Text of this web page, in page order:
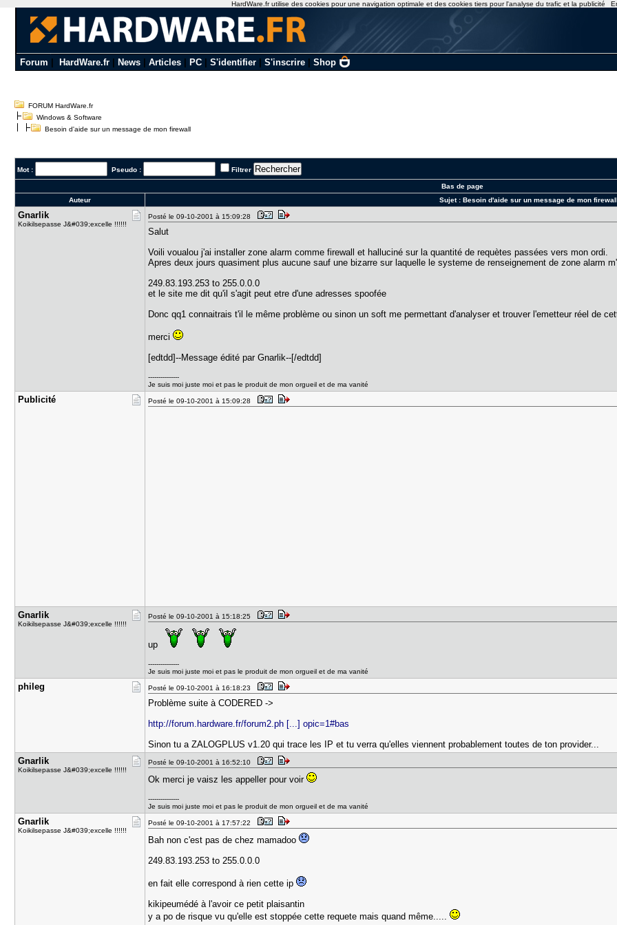
Forum HardWare.fr| News| Articles| PC| S'identifier| S'inscrire| Shop
FORUM HardWare.fr
Windows & Software
Besoin d'aide sur un message de mon firewall
Mot : Pseudo : Filtrer
Bas de page
Auteur
Sujet : Besoin d'aide sur un message de mon firewall
Gnarlik
Koikilsepasse J&#039;excelle !!!!!!
Posté le 09-10-2001 à 15:09:28
Salut
Voili voualou j'ai installer zone alarm comme firewall et halluciné sur la quantité de requètes passées vers mon ordi.
Apres deux jours quasiment plus aucune sauf une bizarre sur laquelle le systeme de renseignement de zone alarm
249.83.193.253 to 255.0.0.0
et le site me dit qu'il s'agit peut etre d'une adresses spoofée
Donc qq1 connaitrais t'il le même problème ou sinon un soft me permettant d'analyser et trouver l'emetteur réel de
merci
[edtdd]--Message édité par Gnarlik--[/edtdd]
---------------
Je suis moi juste moi et pas le produit de mon orgueil et de ma vanité
Publicité Posté le 09-10-2001 à 15:09:28
Gnarlik
Koikilsepasse J&#039;excelle !!!!!!
Posté le 09-10-2001 à 15:18:25
up
---------------
Je suis moi juste moi et pas le produit de mon orgueil et de ma vanité
phileg Posté le 09-10-2001 à 16:18:23
Problème suite à CODERED ->
http://forum.hardware.fr/forum2.ph [...] opic=1#bas
Sinon tu a ZALOGPLUS v1.20 qui trace les IP et tu verra qu'elles viennent probablement toutes de ton provider...
Gnarlik
Koikilsepasse J&#039;excelle !!!!!!
Posté le 09-10-2001 à 16:52:10
Ok merci je vaisz les appeller pour voir
---------------
Je suis moi juste moi et pas le produit de mon orgueil et de ma vanité
Gnarlik
Koikilsepasse J&#039;excelle !!!!!!
Posté le 09-10-2001 à 17:57:22
Bah non c'est pas de chez mamadoo
249.83.193.253 to 255.0.0.0
en fait elle correspond à rien cette ip
kikipeumédé à l'avoir ce petit plaisantin
y a po de risque vu qu'elle est stoppée cette requete mais quand même.....
HardWare.fr utilise des cookies pour une navigation optimale et des cookies tiers pour l'analyse du trafic et la publicité